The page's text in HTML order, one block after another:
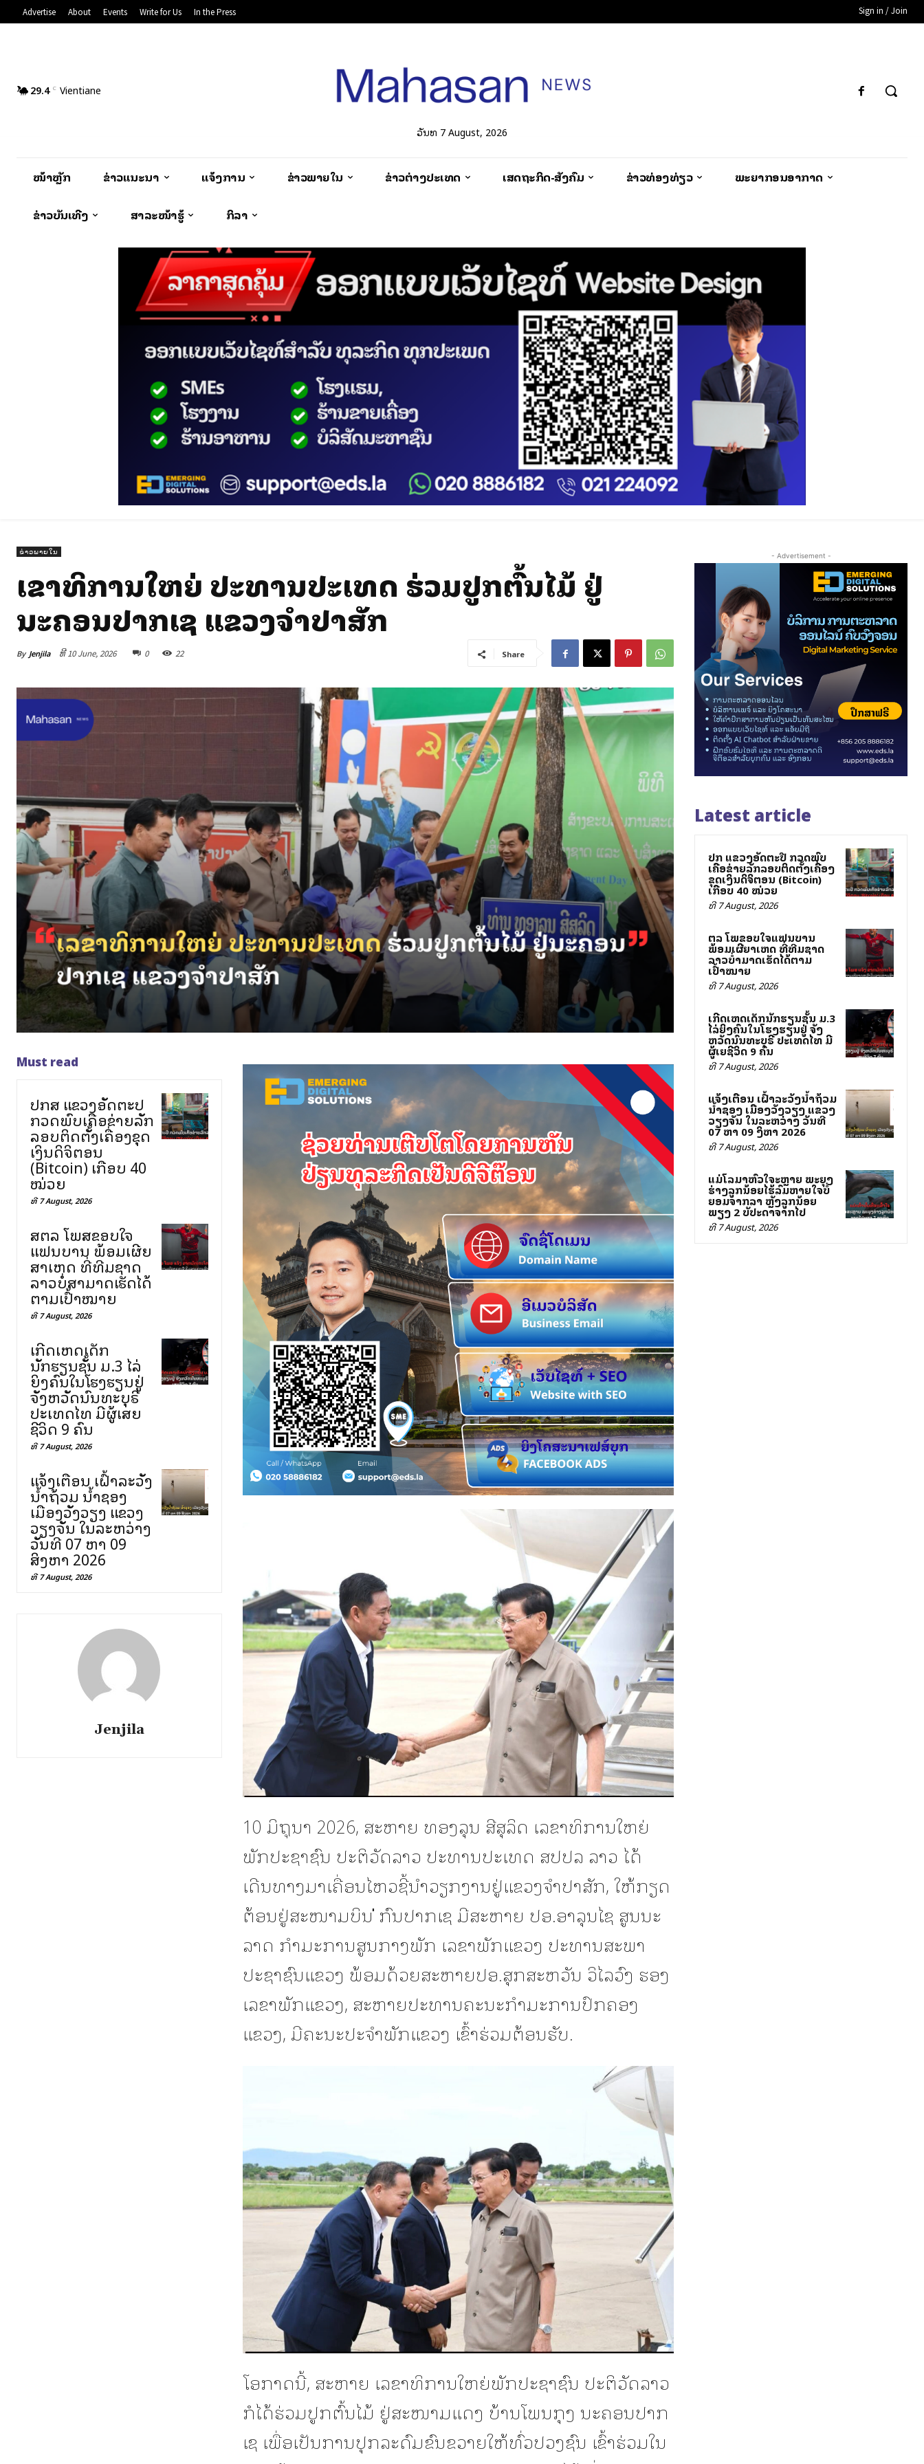
Advertise About Events Write for Us In the Press Sign in / Join
29.4 C Vientiane
ວັນທີ 7 August, 2026
ໜ້າຫຼັກ ຂ່າວແນະນຳ ແຈ້ງການ ຂ່າວພາຍໃນ ຂ່າວຕ່າງປະເທດ ເສດຖະກິດ-ສັງຄົມ ຂ່າວທ່ອງທ່ຽວ ພະຍາກອນອາກາດ
ຂ່າວບັນເທີງ ສາລະໜ້າຮູ້ ກິລາ
ຂ່າວພາຍໃນ
ເລຂາທິການໃຫຍ່ ປະທານປະເທດ ຮ່ວມປູກຕົ້ນໄມ້ ຢູ່
ນະຄອນປາກເຊ ແຂວງຈໍາປາສັກ
By Jenjila ທີ 10 June, 2026 0 22 Share
Must read
ປກສ ແຂວງອັດຕະປື
ກວດພົບເຄືອຂ່າຍລັກ
ລອບຕິດຕັ້ງເຄື່ອງຂຸດ
ເງິນດິຈິຕອນ
(Bitcoin) ເກືອບ 40
ໝ່ວຍ
ທີ 7 August, 2026
ສຕລ ໂພສຂອບໃຈ
ແຟນບານ ພ້ອມເຜີຍ
ສາເຫດ ທີ່ທີມຊາດ
ລາວບໍ່ສາມາດເຮັດໄດ້
ຕາມເປົ້າໝາຍ
ທີ 7 August, 2026
ເກີດເຫດເດັກ
ນັກຮຽນຊັ້ນ ມ.3 ໄລ່
ຍິງຄົນໃນໂຮງຮຽນຢູ່
ຈັງຫວັດນົນທະບຸຣີ
ປະເທດໄທ ມີຜູ້ເສຍ
ຊີວິດ 9 ຄົນ
ທີ 7 August, 2026
ແຈ້ງເຕືອນ ເຝົ້າລະວັງ
ນ້ຳຖ້ວມ ນ້ຳຊອງ
ເມືອງວັງວຽງ ແຂວງ
ວຽງຈັນ ໃນລະຫວ່າງ
ວັນທີ 07 ຫາ 09
ສິງຫາ 2026
ທີ 7 August, 2026
Jenjila
10 ມິຖຸນາ 2026, ສະຫາຍ ທອງລຸນ ສີສຸລິດ​ ເລຂາທິການໃຫຍ່
ພັກປະຊາຊົນ ປະຕິວັດລາວ ປະທານປະເທດ ສປປລ ລາວ​ ໄດ້
ເດີນທາງມາເຄື່ອນໄຫວຊີ້ນຳວຽກງານຢູ່ແຂວງຈໍາປາສັກ​,​ ໃຫ້ກຽດ
ຕ້ອນຢູ່ສະໜາມບິນ ່ກົນປາກເຊ​ ມີສະຫາຍ ປອ.ອາລຸນໄຊ ສູນນະ
ລາດ​ ກໍາມະການ​ສູນກາງ​ພັກ​ ເລຂາ​ພັກແຂວງ​ ປະທານ​ສະພາ​
ປະຊາຊົນ​ແຂວງ​ ພ້ອມດ້ວຍ​ສະຫາຍ​ປອ.ສຸກສະຫວັນ ວິໄລວົງ ຮອງ
ເລຂາ​ພັກແຂວງ, ສະຫາຍປະທານ​ຄະນະກໍາມະ​ການປົກຄອງ​
ແຂວງ, ມີຄະນະປະຈຳພັກແຂວງ​ ເຂົ້າຮ່ວມ​ຕ້ອນຮັບ​.​
ໂອກາດ​ນີ້​,​ ສະຫາຍ​ ເລຂາທິການໃຫຍ່ພັກປະຊາຊົນ ປະຕິວັດລາວ
ກໍໄດ້ຮ່ວມປູກຕົ້ນໄມ້​ ຢູ່ສະໜາມແດງ ບ້ານໂພນກຸງ ນະຄອນປາກ
ເຊ​ ເພື່ອເປັນການປຸກລະດົມຂົນຂວາຍໃຫ້ທົ່ວປວງຊົນ ເຂົ້າຮ່ວມໃນ
- Advertisement -
Latest article
ປກສ ແຂວງອັດຕະປື ກວດພົບ
ເຄືອຂ່າຍລັກລອບຕິດຕັ້ງເຄື່ອງ
ຂຸດເງິນດິຈິຕອນ (Bitcoin)
ເກືອບ 40 ໝ່ວຍ
ທີ 7 August, 2026
ສຕລ ໂພສຂອບໃຈແຟນບານ
ພ້ອມເຜີຍສາເຫດ ທີ່ທີມຊາດ
ລາວບໍ່ສາມາດເຮັດໄດ້ຕາມ
ເປົ້າໝາຍ
ທີ 7 August, 2026
ເກີດເຫດເດັກນັກຮຽນຊັ້ນ ມ.3
ໄລ່ຍິງຄົນໃນໂຮງຮຽນຢູ່ ຈັງ
ຫວັດນົນທະບຸຣີ ປະເທດໄທ ມີ
ຜູ້ເສຍຊີວິດ 9 ຄົນ
ທີ 7 August, 2026
ແຈ້ງເຕືອນ ເຝົ້າລະວັງນ້ຳຖ້ວມ
ນ້ຳຊອງ ເມືອງວັງວຽງ ແຂວງ
ວຽງຈັນ ໃນລະຫວ່າງ ວັນທີ
07 ຫາ 09 ສິງຫາ 2026
ທີ 7 August, 2026
ແມ່ໂລມາຫົວໃຈສະຫຼາຍ ພະຍຸງ
ຮ່າງລູກນ້ອຍໄຮ້ລົມຫາຍໃຈບໍ່
ຍອມຈາກລາ ຫຼັງລູກນ້ອຍ
ພຽງ 2 ສັບປະດາຈາກໄປ
ທີ 7 August, 2026